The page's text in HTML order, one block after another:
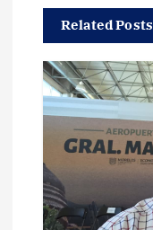
c
ó
n
d
Related Posts